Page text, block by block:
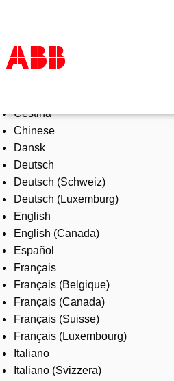
Produkte und Leistungen
Branchenlösungen
Service
Über uns
Vertriebspartner finden
Kontakt
Karriere
Čeština
Chinese
Dansk
Deutsch
Deutsch (Schweiz)
Deutsch (Luxemburg)
English
English (Canada)
Español
Français
Français (Belgique)
Français (Canada)
Français (Suisse)
Français (Luxembourg)
Italiano
Italiano (Svizzera)